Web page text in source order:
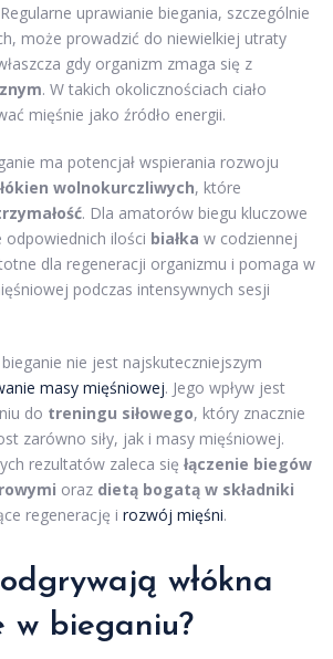
uprawianie biegania, szczególnie
może prowadzić do niewielkiej utraty
gdy organizm zmaga się z
. W takich okolicznościach ciało
mięśnie jako źródło energii.
ma potencjał wspierania rozwoju
wolnokurczliwych, które
. Dla amatorów biegu kluczowe
odpowiednich ilości białka w codziennej
dla regeneracji organizmu i pomaga w
podczas intensywnych sesji
nie jest najskuteczniejszym
masy mięśniowej. Jego wpływ jest
do treningu siłowego, który znacznie
zarówno siły, jak i masy mięśniowej.
rezultatów zaleca się łączenie biegów
oraz dietą bogatą w składniki
regenerację i rozwój mięśni.
włókna
w bieganiu?